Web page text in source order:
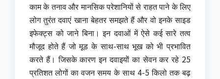
काम के तनाव और मानसिक परेशानियों से राहत पाने के लिए
लोग तुरंत दवाएं खाना बेहतर समझते हैं और वो इनके साइड
इफेक्ट्स को जाने बिना। इन दवाओं में ऐसे कई सारे तत्व
मौजूद होते हैं जो मूड के साथ-साथ भूख को भी प्रभावित
करते हैं। जिसके कारण इन दवाइयों का सेवन कर रहे 25
प्रतिशत लोगों का वजन समय के साथ 4-5 किलो तक बढ़